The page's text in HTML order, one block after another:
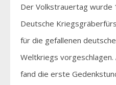
Der Volkstrauertag wurde
Deutsche
für die gefallenen
Weltkriegs vorgeschlagen.
fand die erste